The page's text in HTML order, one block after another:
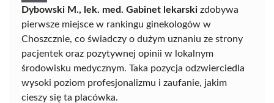
Dybowski M., lek. med. Gabinet lekarski zdobywa
pierwsze miejsce w rankingu ginekologów w
Choszcznie, co świadczy o dużym uznaniu ze strony
pacjentek oraz pozytywnej opinii w lokalnym
środowisku medycznym. Taka pozycja odzwierciedla
wysoki poziom profesjonalizmu i zaufanie, jakim
cieszy się ta placówka.